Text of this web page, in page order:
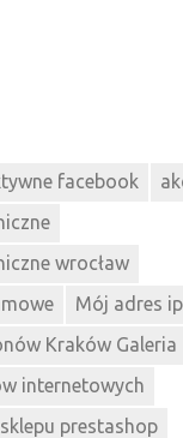
facebook
wrocław
Mój adres
Kraków Galeria
internetowych
prestashop